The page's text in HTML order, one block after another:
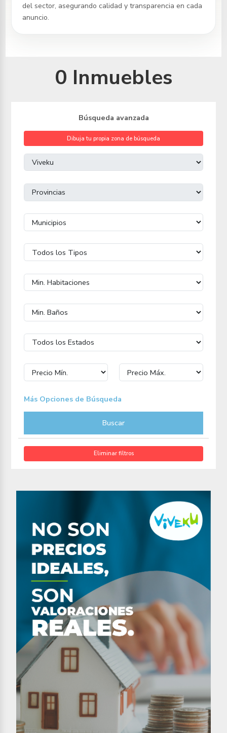
del sector, asegurando calidad y transparencia en cada
anuncio.
0 Inmuebles
Búsqueda avanzada
Dibuja tu propia zona de búsqueda
Más Opciones de Búsqueda
Buscar
Eliminar filtros